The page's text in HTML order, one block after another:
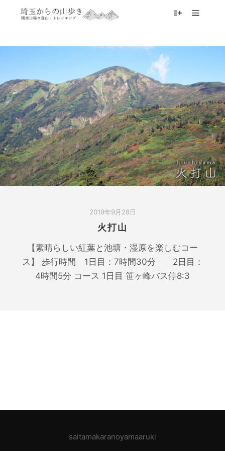
2019年9月28日
火打山
【素晴らしい紅葉と池塘・湿原を楽しむコー
ス】 歩行時間 1日目：7時間30分 2日目：
4時間5分 コース 1日目 笹ヶ峰バス停8:3
saitamakaranoyamaaruki